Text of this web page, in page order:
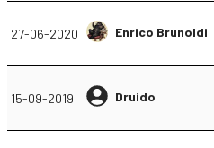
27-06-2020 Enrico Brunoldi
15-09-2019 Druido